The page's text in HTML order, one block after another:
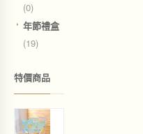
(0)
年節禮盒
(19)
特價商品